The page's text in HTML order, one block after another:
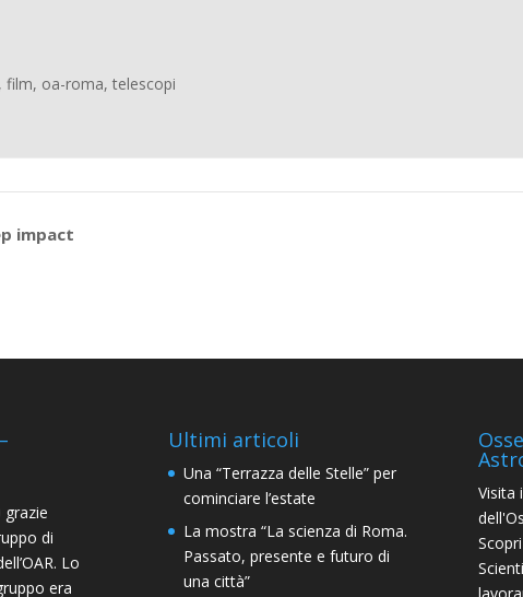
, film, oa-roma, telescopi
impact
grazie
di
Lo
era
Ultimi articoli
Una “Terrazza delle Stelle” per
cominciare l’estate
La mostra “La scienza di Roma.
Passato, presente e futuro di
una città”
Visita